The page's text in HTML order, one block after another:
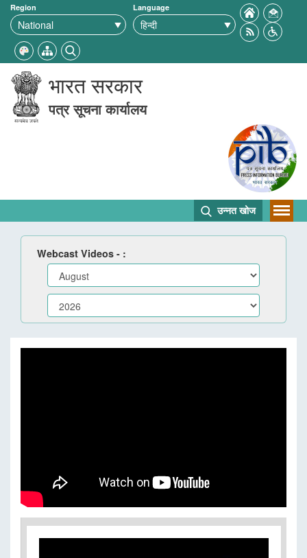
Region Language
भारत सरकार
पत्र सूचना कार्यालय
उन्नत खोज
Webcast Videos - :